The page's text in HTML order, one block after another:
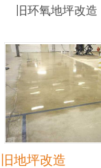
旧环氧地坪改造
旧地坪改造